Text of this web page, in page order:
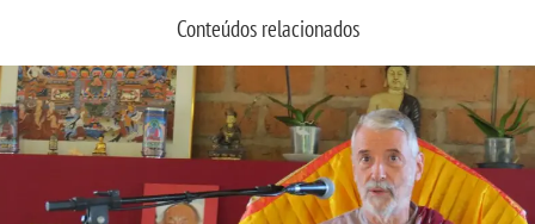
Conteúdos relacionados